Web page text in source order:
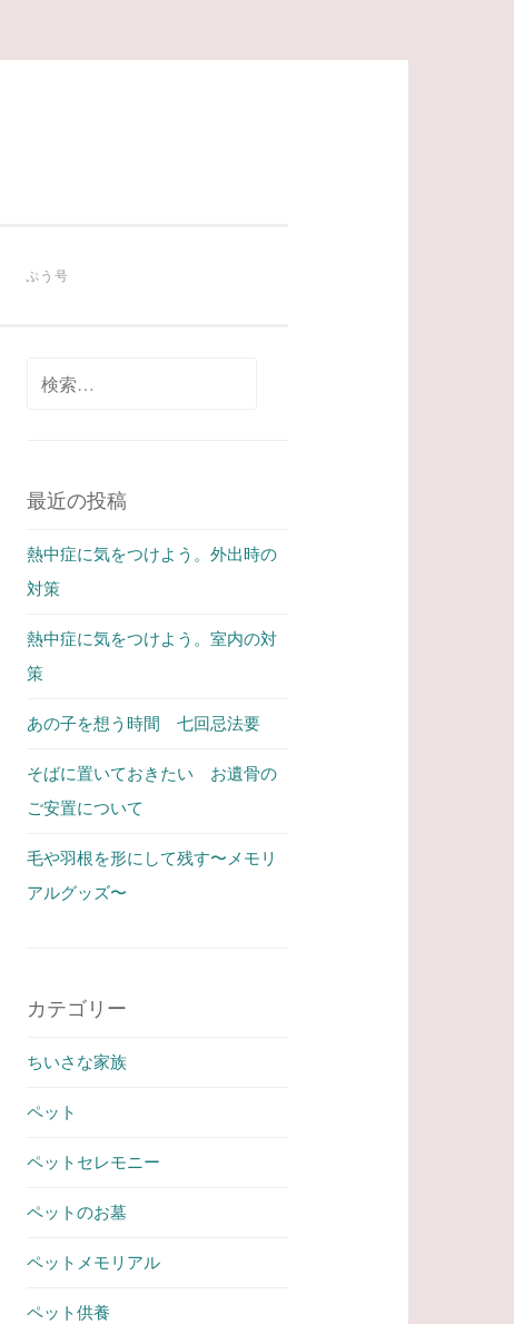
ぷう号
最近の投稿
熱中症に気をつけよう。外出時の
対策
熱中症に気をつけよう。室内の対
策
あの子を想う時間 七回忌法要
そばに置いておきたい お遺骨の
ご安置について
毛や羽根を形にして残す〜メモリ
アルグッズ〜
カテゴリー
ちいさな家族
ペット
ペットセレモニー
ペットのお墓
ペットメモリアル
ペット供養